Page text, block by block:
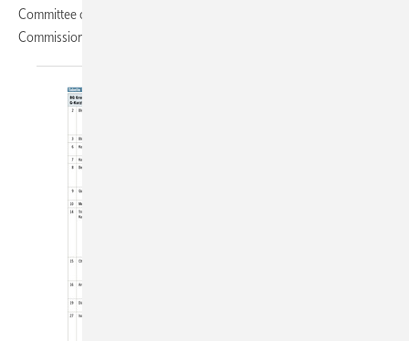
Committee on Occupational Toxicology (SCOT) der International
Commission on